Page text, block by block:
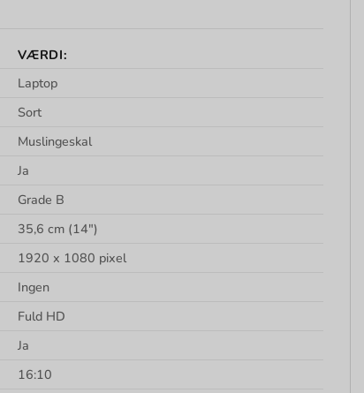
VÆRDI:
Laptop
Sort
Muslingeskal
Ja
Grade B
35,6 cm (14″)
1920 x 1080 pixel
Ingen
Fuld HD
Ja
16:10